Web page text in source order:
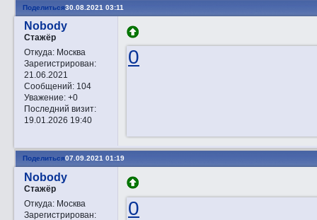
Поделиться30.08.2021 03:11
Nobody
Стажёр
Откуда:Москва
Зарегистрирован:
21.06.2021
Сообщений:104
Уважение: +0
Последний визит:
19.01.2026 19:40
0
Поделиться07.09.2021 01:19
Nobody
Стажёр
Откуда:Москва
Зарегистрирован:
0